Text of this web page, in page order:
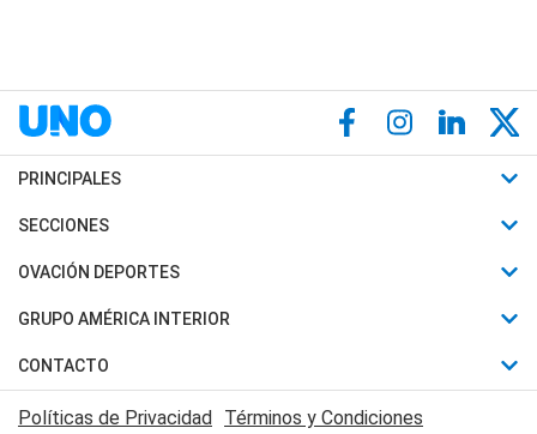
PRINCIPALES
Últimas Noticias
Política
Judiciales
Economia
SECCIONES
Horóscopo
Motores
Trucos caseros
Series y Películas
OVACIÓN DEPORTES
Fútbol
Mundial
Automovilismo
GRUPO AMÉRICA INTERIOR
Canal 7 en Vivo
CONTACTO
Acerca de Nosotros
Políticas de Privacidad Términos y Condiciones